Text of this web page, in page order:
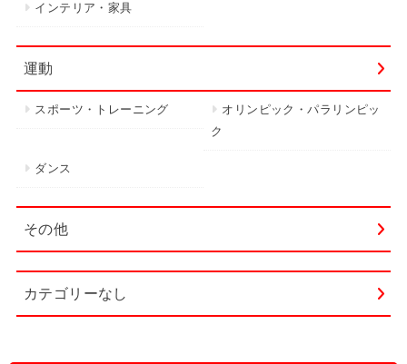
インテリア・家具
運動
スポーツ・トレーニング
オリンピック・パラリンピッ
ク
ダンス
その他
カテゴリーなし